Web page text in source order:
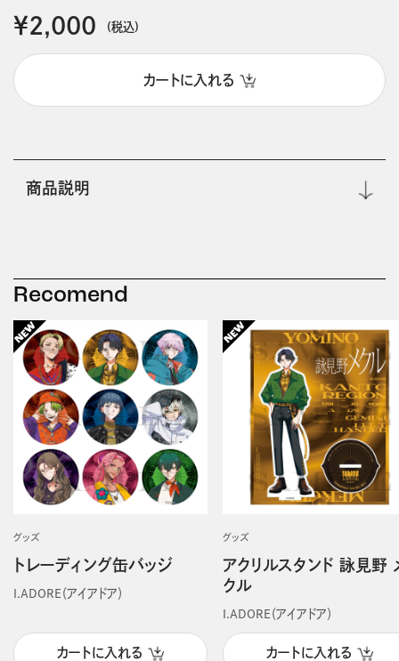
￥2,000 (税込)
カートに入れる
商品説明
Recomend
グッズ
トレーディング缶バッジ
I.ADORE（アイアドア）
カートに入れる
グッズ
アクリルスタンド 詠見野
クル
I.ADORE（アイアドア）
カートに入れる